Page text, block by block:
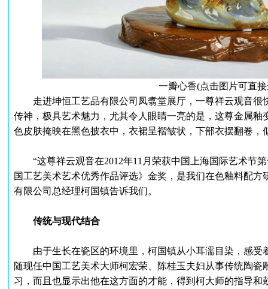
一瓣心香(点击图片可直
走进坤恒工艺品有限公司凤翥堂展厅，一尊祥云观音很
传神，极具艺术魅力，尤其令人眼睛一亮的是，这尊金属
色皮肤掩映在黑色披衣中，衣裙呈褶皱状，下部衣摆翻卷，
“这尊祥云观音在2012年11月荣获中国上海国际艺术节
国工艺美术艺术优秀作品评选》金奖，是我们在色釉料配
有限公司总经理柯国镇告诉我们。
传统与现代结合
由于生长在瓷区的环境里，柯国镇从小耳濡目染，感受
随现任中国工艺美术大师柯宏荣、陈桂玉夫妇从事传统陶
习，而且也显示出他在这方面的才能，得到柯大师的指导